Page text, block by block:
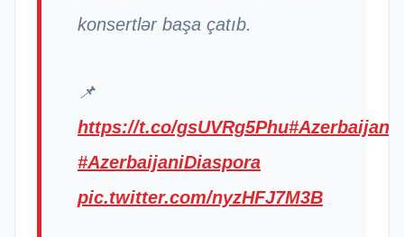
konsertlər başa çatıb.
📌
https://t.co/gsUVRg5Phu#Azerbaijan
#AzerbaijaniDiaspora
pic.twitter.com/nyzHFJ7M3B